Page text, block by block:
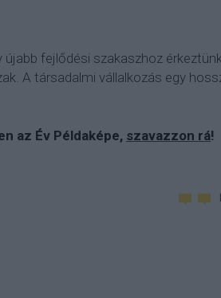
fejlődési szakaszhoz
A társadalmi vállalkozás egy
az Év Példaképe, szavazzon rá!